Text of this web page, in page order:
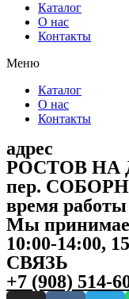
Каталог
О нас
Контакты
Меню
Каталог
О нас
Контакты
адрес
РОСТОВ НА
пер.
время работы
Мы
10:00-14:00,
СВЯЗЬ
+7 (908) 514-